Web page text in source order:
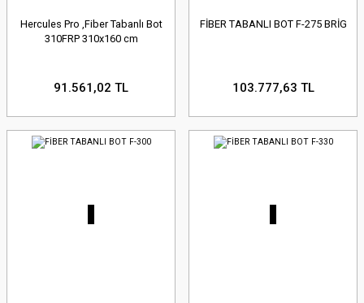
Hercules Pro ,Fiber Tabanlı Bot
310FRP 310x160 cm
91.561,02 TL
FİBER TABANLI BOT F-275 BRİG
103.777,63 TL